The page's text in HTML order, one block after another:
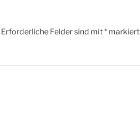
Erforderliche Felder sind mit* markiert